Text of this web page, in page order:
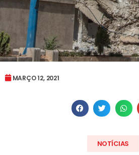
MARÇO 12, 2021
NOTÍCIAS